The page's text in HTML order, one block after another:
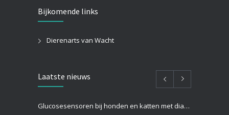
Bijkomende links
Dierenarts van Wacht
Laatste nieuws
Glucosesensoren bij honden en katten met diabetes: hoe werken ze en zijn ze beter dan een prik in het oor?